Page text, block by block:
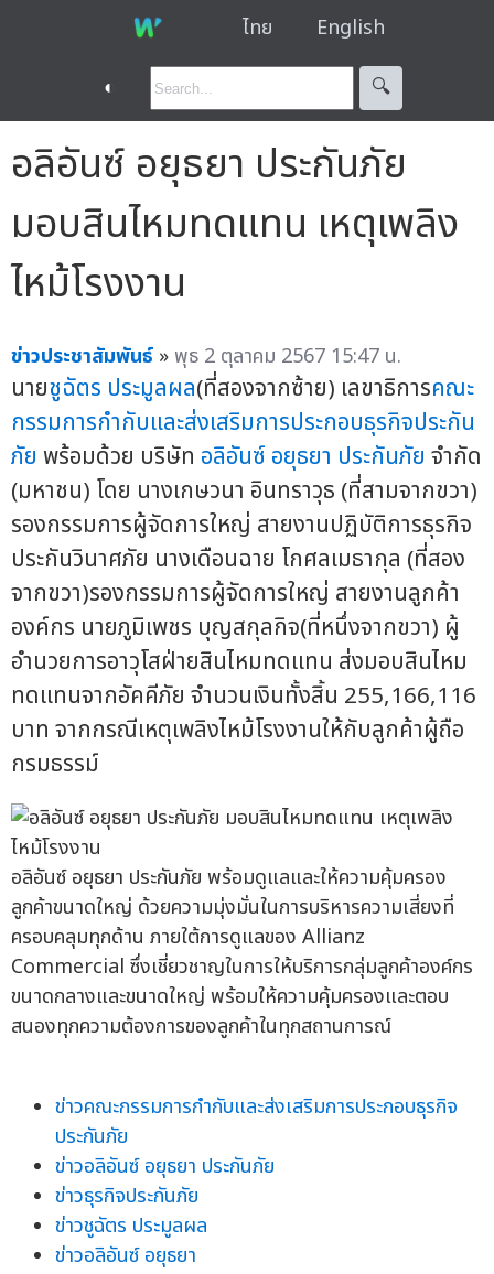
ไทย English
◐ 🔍︎
อลิอันซ์ อยุธยา ประกันภัย
มอบสินไหมทดแทน เหตุเพลิง
ไหม้โรงงาน
ข่าวประชาสัมพันธ์ »พุธ 2 ตุลาคม 2567 15:47 น.
นายชูฉัตร ประมูลผล(ที่สองจากซ้าย) เลขาธิการคณะ
กรรมการกำกับและส่งเสริมการประกอบธุรกิจประกัน
ภัย พร้อมด้วย บริษัท อลิอันซ์ อยุธยา ประกันภัย จำกัด
(มหาชน) โดย นางเกษวนา อินทราวุธ (ที่สามจากขวา)
รองกรรมการผู้จัดการใหญ่ สายงานปฏิบัติการธุรกิจ
ประกันวินาศภัย นางเดือนฉาย โกศลเมธากุล (ที่สอง
จากขวา)รองกรรมการผู้จัดการใหญ่ สายงานลูกค้า
องค์กร นายภูมิเพชร บุญสกุลกิจ(ที่หนึ่งจากขวา) ผู้
อำนวยการอาวุโสฝ่ายสินไหมทดแทน ส่งมอบสินไหม
ทดแทนจากอัคคีภัย จำนวนเงินทั้งสิ้น 255,166,116
บาท จากกรณีเหตุเพลิงไหม้โรงงานให้กับลูกค้าผู้ถือ
กรมธรรม์
อลิอันซ์ อยุธยา ประกันภัย พร้อมดูแลและให้ความคุ้มครอง
ลูกค้าขนาดใหญ่ ด้วยความมุ่งมั่นในการบริหารความเสี่ยงที่
ครอบคลุมทุกด้าน ภายใต้การดูแลของ Allianz
Commercial ซึ่งเชี่ยวชาญในการให้บริการกลุ่มลูกค้าองค์กร
ขนาดกลางและขนาดใหญ่ พร้อมให้ความคุ้มครองและตอบ
สนองทุกความต้องการของลูกค้าในทุกสถานการณ์
ข่าวคณะกรรมการกำกับและส่งเสริมการประกอบธุรกิจ
ประกันภัย
ข่าวอลิอันซ์ อยุธยา ประกันภัย
ข่าวธุรกิจประกันภัย
ข่าวชูฉัตร ประมูลผล
ข่าวอลิอันซ์ อยุธยา